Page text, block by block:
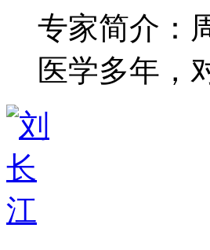
专家简介：
医学多年，